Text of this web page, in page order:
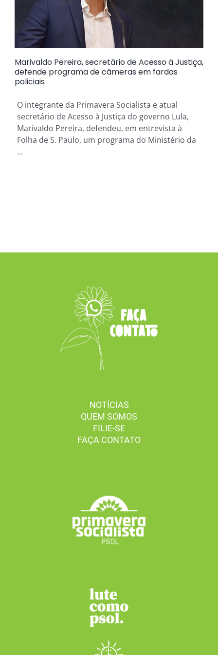
Marivaldo Pereira, secretário de Acesso à Justiça,
defende programa de câmeras em fardas
policiais
O integrante da Primavera Socialista e atual
secretário de Acesso à Justiça do governo Lula,
Marivaldo Pereira, defendeu, em entrevista à
Folha de S. Paulo, um programa do Ministério da
…
NOTÍCIAS
QUEM SOMOS
FILIE-SE
FAÇA CONTATO